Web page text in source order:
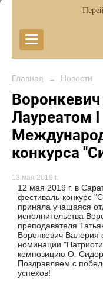
Главная → Новости
Лауреатом I
конкурса
13 мая 2019 г.
12 мая 2019 г. в
фестиваль-конкурс
приняла учащаяся
исполнительства
преподавателя
Воронкевич Валерия
номинации
композицию О.
Поздравляем с
успехов!